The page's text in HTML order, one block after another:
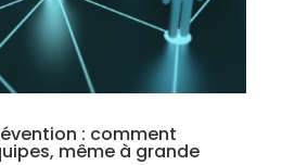
: comment
même à grande